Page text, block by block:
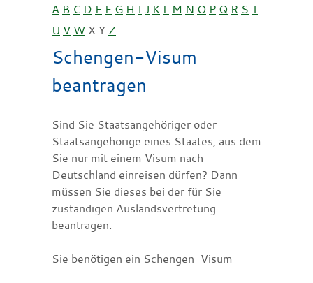
A B C D E F G H I J K L M N O P Q R S T
U V W X Y Z
Schengen-Visum
beantragen
Sind Sie Staatsangehöriger oder
Staatsangehörige eines Staates, aus dem
Sie nur mit einem Visum nach
Deutschland einreisen dürfen? Dann
müssen Sie dieses bei der für Sie
zuständigen Auslandsvertretung
beantragen.
Sie benötigen ein Schengen-Visum